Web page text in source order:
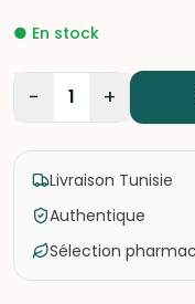
● En stock
− 1 +
Livraison Tunisie
Authentique
Sélection